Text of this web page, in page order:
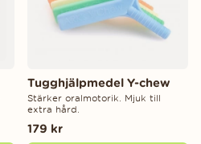
Tugghjälpmedel Y-chew
Stärker oralmotorik. Mjuk till
extra hård.
179 kr